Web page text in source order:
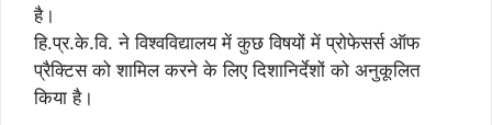
है।
हि.प्र.के.वि. ने विश्वविद्यालय में कुछ विषयों में प्रोफेसर्स ऑफ
प्रैक्टिस को शामिल करने के लिए दिशानिर्देशों को अनुकूलित
किया है।